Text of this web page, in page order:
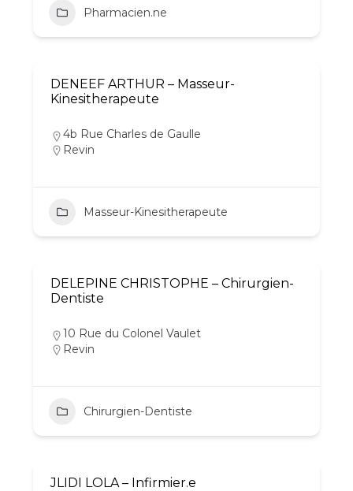
Pharmacien.ne
DENEEF ARTHUR – Masseur-
Kinesitherapeute
4b Rue Charles de Gaulle
Revin
Masseur-Kinesitherapeute
DELEPINE CHRISTOPHE – Chirurgien-
Dentiste
10 Rue du Colonel Vaulet
Revin
Chirurgien-Dentiste
JLIDI LOLA – Infirmier.e